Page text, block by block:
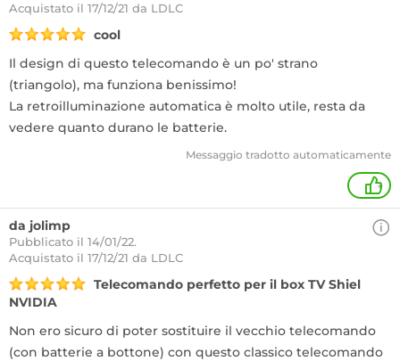
Acquistato il 17/12/21 da LDLC
cool
Il design di questo telecomando è un po' strano
(triangolo), ma funziona benissimo!
La retroilluminazione automatica è molto utile, resta da
vedere quanto durano le batterie.
Messaggio tradotto automaticamente
+
da jolimp
Pubblicato il 14/01/22.
Acquistato il 17/12/21 da LDLC
Telecomando perfetto per il box TV Shiel
NVIDIA
Non ero sicuro di poter sostituire il vecchio telecomando
(con batterie a bottone) con questo classico telecomando